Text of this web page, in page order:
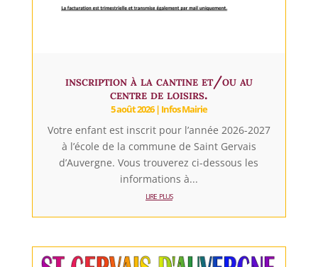
inscription à la cantine et/ou au
centre de loisirs.
5 août 2026| Infos Mairie
Votre enfant est inscrit pour l’année 2026-2027
à l’école de la commune de Saint Gervais
d’Auvergne. Vous trouverez ci-dessous les
informations à...
lire plus